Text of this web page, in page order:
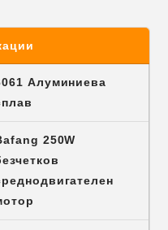
Алуминиева
250W